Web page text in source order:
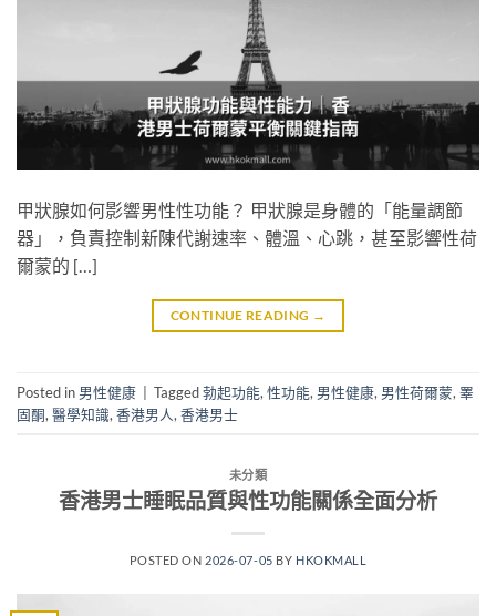
甲狀腺如何影響男性性功能？ 甲狀腺是身體的「能量調節
器」，負責控制新陳代謝速率、體溫、心跳，甚至影響性荷
爾蒙的 […]
CONTINUE READING →
Posted in 男性健康 Tagged勃起功能, 性功能, 男性健康, 男性荷爾蒙, 睪
固酮, 醫學知識, 香港男人, 香港男士
未分類
香港男士睡眠品質與性功能關係全面分析
POSTED ON 2026-07-05 BY HKOKMALL